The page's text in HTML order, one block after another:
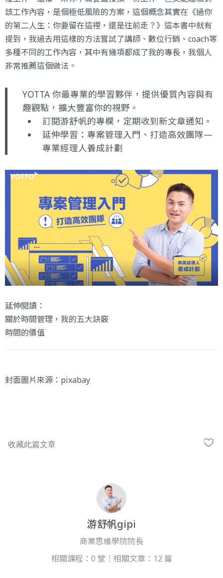
該工作內容，是個極低風險的方案，這個概念其實在 《過你
的第二人生：你要留在這裡，還是往前走？》 這本書中就有
提到，我過去用這樣的方法嘗試了講師、數位行銷、coach等
多種不同的工作內容，其中有幾項都成了我的專長，我個人
非常推薦這個做法。
YOTTA 你最專業的學習夥伴，提供優質內容與有
趣觀點，擴大豐富你的視野。
訂閱游舒帆的專欄 ，定期收到新文章通知。
延伸學習： 專案管理入門、打造高效團隊—
專業經理人養成計劃
延伸閱讀：
關於時間管理，我的五大訣竅
時間的價值
封面圖片來源： pixabay
游舒帆gipi
商業思維學院院長
相關課程：0 堂｜相關文章：12 篇